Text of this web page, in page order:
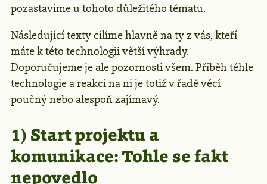
pozastavíme u tohoto důležitého tématu.
Následující texty cílíme hlavně na ty z vás, kteří
máte k této technologii větší výhrady.
Doporučujeme je ale pozornosti všem. Příběh téhle
technologie a reakcí na ni je totiž v řadě věcí
poučný nebo alespoň zajímavý.
1) Start projektu a
komunikace: Tohle se fakt
nepovedlo